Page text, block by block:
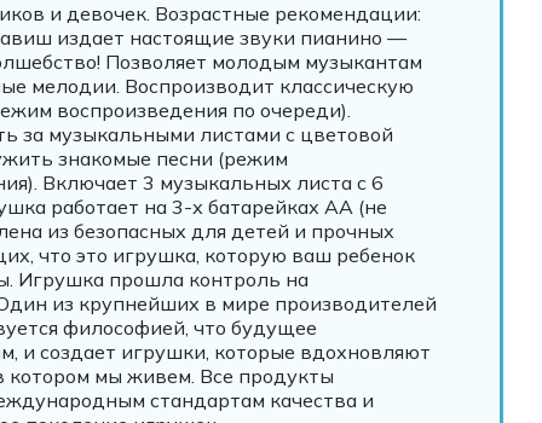
и девочек. Возрастные рекомендации:
издает настоящие звуки пианино —
Позволяет молодым музыкантам
мелодии. Воспроизводит классическую
воспроизведения по очереди).
за музыкальными листами с цветовой
знакомые песни (режим
Включает 3 музыкальных листа с 6
работает на 3-х батарейках AA (не
из безопасных для детей и прочных
что это игрушка, которую ваш ребенок
Игрушка прошла контроль на
из крупнейших в мире производителей
философией, что будущее
и создает игрушки, которые вдохновляют
котором мы живем. Все продукты
стандартам качества и